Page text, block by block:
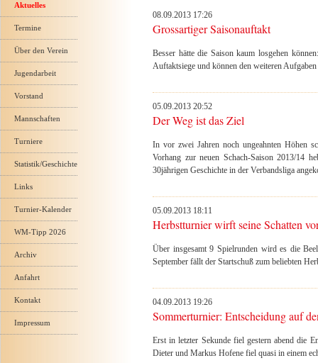
08.09.2013 17:26
Grossartiger Saisonauftakt
Besser hätte die Saison kaum losgehen
Auftaktsiege und können den weiteren
05.09.2013 20:52
Der Weg ist das Ziel
In vor zwei Jahren noch ungeahnten Höhen
Vorhang zur neuen Schach-Saison 2013/14
30jährigen Geschichte in der Verbandsliga
05.09.2013 18:11
Herbstturnier wirft seine Schatten
Über insgesamt 9 Spielrunden wird es die
September fällt der Startschuß zum beliebten
04.09.2013 19:26
Sommerturnier: Entscheidung auf
Erst in letzter Sekunde fiel gestern abend die
Dieter und Markus Hofene fiel quasi in einem
Aktuelles
Termine
Über den Verein
Jugendarbeit
Vorstand
Mannschaften
Turniere
Statistik/Geschichte
Links
Turnier-Kalender
WM-Tipp 2026
Archiv
Anfahrt
Kontakt
Impressum